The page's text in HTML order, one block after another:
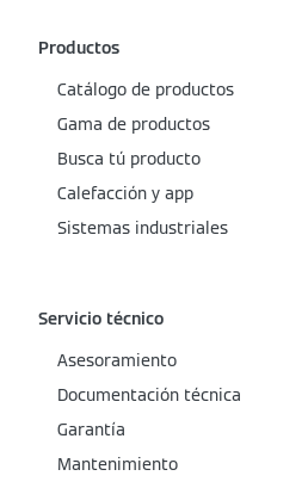
Productos
Catálogo de productos
Gama de productos
Busca tú producto
Calefacción y app
Sistemas industriales
Servicio técnico
Asesoramiento
Documentación técnica
Garantía
Mantenimiento